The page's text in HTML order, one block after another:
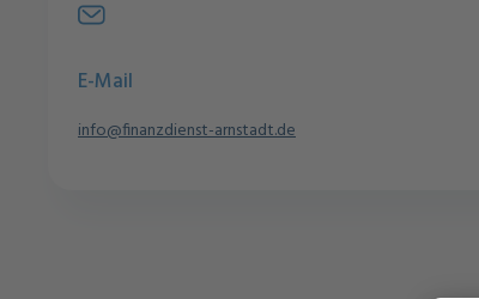
E-Mail
info@finanzdienst-arnstadt.de